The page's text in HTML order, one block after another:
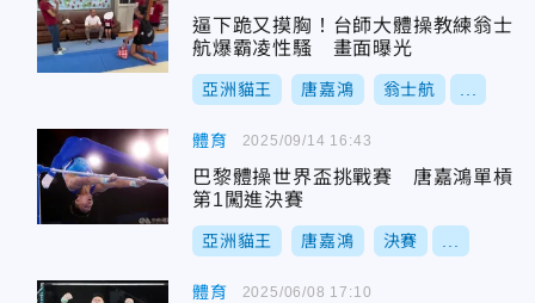
逼下跪又摸胸！台師大體操教練翁士
航爆霸凌性騷 畫面曝光
亞洲貓王 唐嘉鴻 翁士航
體育
巴黎體操世界盃挑戰賽 唐嘉鴻單槓
第1闖進決賽
亞洲貓王 唐嘉鴻 決賽
2025/09/14 16:43
體育 2025/06/08 17:10